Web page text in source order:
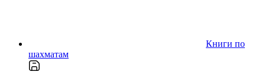
Книги по
шахматам